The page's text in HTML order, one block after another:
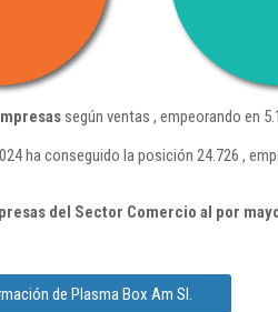
según ventas , empeorando en
ha conseguido la posición 24.726 ,
del Sector Comercio al por
de Plasma Box Am Sl.